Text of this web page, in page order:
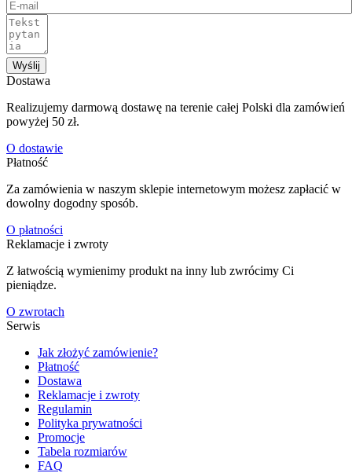
Wyślij
Dostawa
Realizujemy darmową dostawę na terenie całej Polski dla zamówień
powyżej 50 zł.
O dostawie
Płatność
Za zamówienia w naszym sklepie internetowym możesz zapłacić w
dowolny dogodny sposób.
O płatności
Reklamacje i zwroty
Z łatwością wymienimy produkt na inny lub zwrócimy Ci
pieniądze.
O zwrotach
Serwis
Jak złożyć zamówienie?
Płatność
Dostawa
Reklamacje i zwroty
Regulamin
Polityka prywatności
Promocje
Tabela rozmiarów
FAQ